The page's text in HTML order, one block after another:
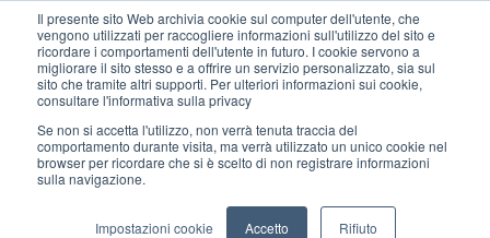
Il presente sito Web archivia cookie sul computer dell'utente, che
vengono utilizzati per raccogliere informazioni sull'utilizzo del sito e
ricordare i comportamenti dell'utente in futuro. I cookie servono a
migliorare il sito stesso e a offrire un servizio personalizzato, sia sul
sito che tramite altri supporti. Per ulteriori informazioni sui cookie,
consultare l'informativa sulla privacy
Se non si accetta l'utilizzo, non verrà tenuta traccia del
comportamento durante visita, ma verrà utilizzato un unico cookie nel
browser per ricordare che si è scelto di non registrare informazioni
sulla navigazione.
Impostazioni cookie Accetto Rifiuto